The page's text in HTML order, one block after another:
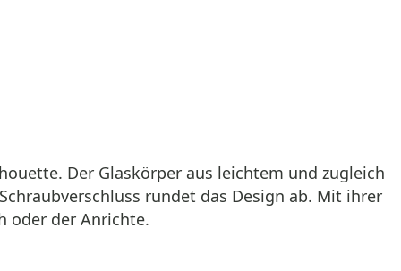
Der Glaskörper aus leichtem und zugleich
rundet das Design ab. Mit ihrer
oder der Anrichte.